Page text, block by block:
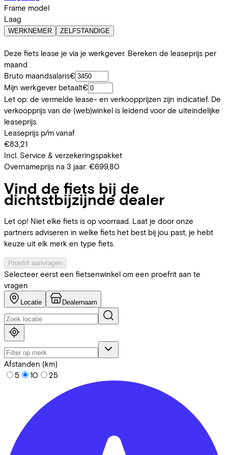
Frame model
Laag
WERKNEMER ZELFSTANDIGE
Deze fiets lease je via je werkgever. Bereken de leaseprijs per
maand
Bruto maandsalaris€
Mijn werkgever betaalt€
Let op: de vermelde lease- en verkoopprijzen zijn indicatief. De
verkoopprijs van de (web)winkel is leidend voor de uiteindelijke
leaseprijs.
Leaseprijs p/m vanaf
€83,21
Incl. Service & verzekeringspakket
Overnameprijs na 3 jaar: €699,80
Vind de fiets bij de
dichtstbijzijnde dealer
Let op! Niet elke fiets is op voorraad. Laat je door onze
partners adviseren in welke fiets het best bij jou past, je hebt
keuze uit elk merk en type fiets.
Proefrit aanvragen
Selecteer eerst een fietsenwinkel om een proefrit aan te
vragen
Locatie Dealernaam
Afstanden (km)
5
10 25